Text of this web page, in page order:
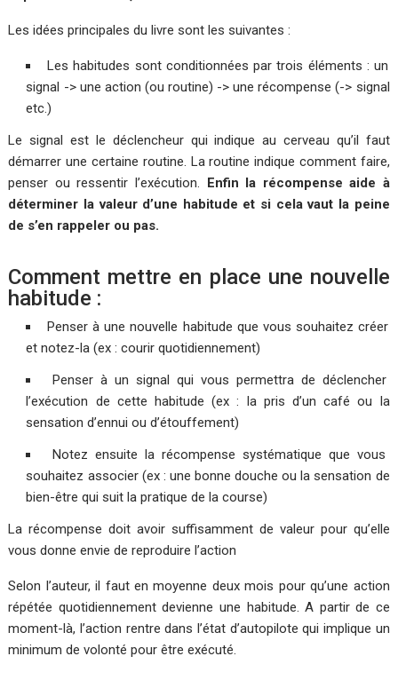
Les idées principales du livre sont les suivantes :
Les habitudes sont conditionnées par trois éléments : un
signal -> une action (ou routine) -> une récompense (-> signal
etc.)
Le signal est le déclencheur qui indique au cerveau qu’il faut
démarrer une certaine routine. La routine indique comment faire,
penser ou ressentir l’exécution.
Enfin la récompense aide à
déterminer la valeur d’une habitude et si cela vaut la peine
de s’en rappeler ou pas.
Comment mettre en place une nouvelle
habitude :
Penser à une nouvelle habitude que vous souhaitez créer
et notez-la (ex : courir quotidiennement)
Penser à un signal qui vous permettra de déclencher
l’exécution de cette habitude (ex : la pris d’un café ou la
sensation d’ennui ou d’étouffement)
Notez ensuite la récompense systématique que vous
souhaitez associer (ex : une bonne douche ou la sensation de
bien-être qui suit la pratique de la course)
La récompense doit avoir suffisamment de valeur pour qu’elle
vous donne envie de reproduire l’action
Selon l’auteur, il faut en moyenne deux mois pour qu’une action
répétée quotidiennement devienne une habitude. A partir de ce
moment-là, l’action rentre dans l’état d’autopilote qui implique un
minimum de volonté pour être exécuté.